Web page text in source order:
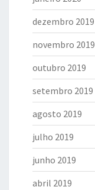
dezembro 2019
novembro 2019
outubro 2019
setembro 2019
agosto 2019
julho 2019
junho 2019
abril 2019